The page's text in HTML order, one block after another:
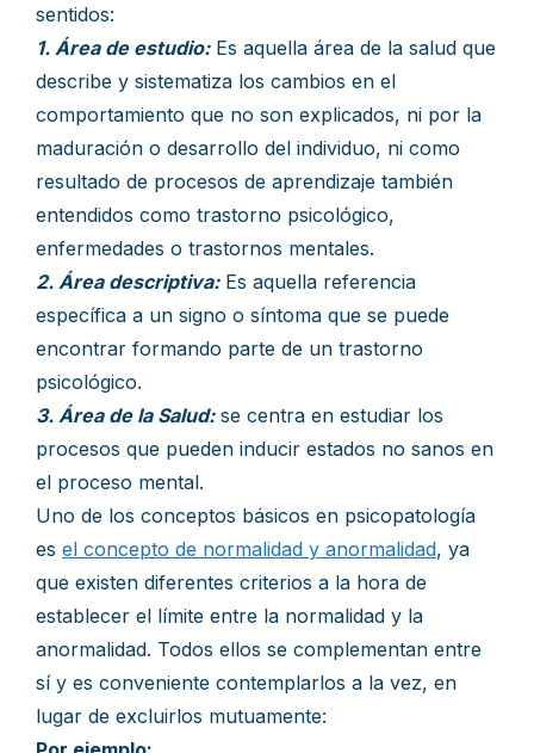
sentidos:
1. Área de estudio:Es aquella área de la salud que
describe y sistematiza los cambios en el
comportamiento que no son explicados, ni por la
maduración o desarrollo del individuo, ni como
resultado de procesos de aprendizaje también
entendidos como trastorno psicológico,
enfermedades o trastornos mentales.
2. Área descriptiva:Es aquella referencia
específica a un signo o síntoma que se puede
encontrar formando parte de un trastorno
psicológico.
3. Área de la Salud:se centra en estudiar los
procesos que pueden inducir estados no sanos en
el proceso mental.
Uno de los conceptos básicos en psicopatología
es el concepto de normalidad y anormalidad, ya
que existen diferentes criterios a la hora de
establecer el límite entre la normalidad y la
anormalidad. Todos ellos se complementan entre
sí y es conveniente contemplarlos a la vez, en
lugar de excluirlos mutuamente: